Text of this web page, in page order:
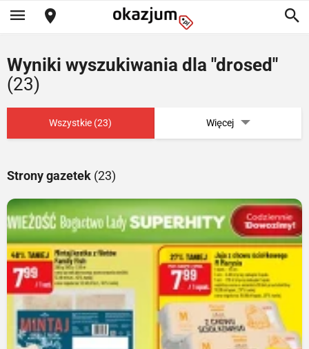
Wyniki wyszukiwania dla "drosed"
(23)
Wszystkie (23) Więcej
Strony gazetek (23)